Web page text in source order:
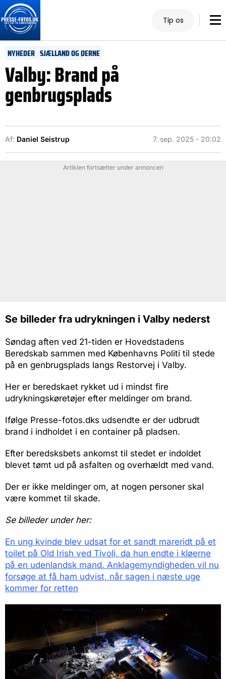
Tip os
NYHEDER SJÆLLAND OG ØERNE
Valby: Brand på
genbrugsplads
Af: Daniel Seistrup 7. sep. 2025 - 20:02
Artiklen fortsætter under annoncen
Se billeder fra udrykningen i Valby nederst
Søndag aften ved 21-tiden er Hovedstadens
Beredskab sammen med Københavns Politi til stede
på en genbrugsplads langs Restorvej i Valby.
Her er beredskaet rykket ud i mindst fire
udrykningskøretøjer efter meldinger om brand.
Ifølge Presse-fotos.dks udsendte er der udbrudt
brand i indholdet i en container på pladsen.
Efter beredsksbets ankomst til stedet er indoldet
blevet tømt ud på asfalten og overhældt med vand.
Der er ikke meldinger om, at nogen personer skal
være kommet til skade.
Se billeder under her:
En ung kvinde blev udsat for et sandt mareridt på et
toilet på Old Irish ved Tivoli, da hun endte i kløerne
på en udenlandsk mand. Anklagemyndigheden vil nu
forsøge at få ham udvist, når sagen i næste uge
kommer for retten